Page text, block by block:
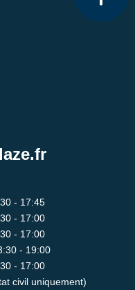
- 17:45
- 17:00
- 17:00
- 19:00
- 17:00
civil uniquement)